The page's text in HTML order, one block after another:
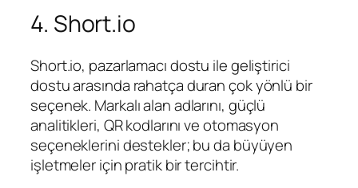
4. Short.io
Short.io, pazarlamacı dostu ile geliştirici
dostu arasında rahatça duran çok yönlü bir
seçenek. Markalı alan adlarını, güçlü
analitikleri, QR kodlarını ve otomasyon
seçeneklerini destekler; bu da büyüyen
işletmeler için pratik bir tercihtir.